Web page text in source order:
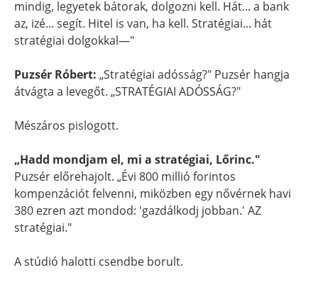
mindig, legyetek bátorak, dolgozni kell. Hát... a bank
az, izé... segít. Hitel is van, ha kell. Stratégiai... hát
stratégiai dolgokkal—"
Puzsér Róbert: „Stratégiai adósság?" Puzsér hangja
átvágta a levegőt. „STRATÉGIAI ADÓSSÁG?"
Mészáros pislogott.
„Hadd mondjam el, mi a stratégiai, Lőrinc."
Puzsér előrehajolt. „Évi 800 millió forintos
kompenzációt felvenni, miközben egy nővérnek havi
380 ezren azt mondod: 'gazdálkodj jobban.' AZ
stratégiai."
A stúdió halotti csendbe borult.